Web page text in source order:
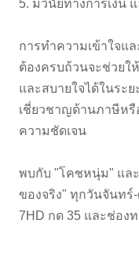
5. มีวินัยทางการเงิน
การทำความเข้าใจแ
ต้องครบถ้วนจะช่วย
และสบายใจได้ในระ
เชี่ยวชาญด้านภาษีหรื
ความชัดเจน
พบกับ "โคชหนุ่ม" แล
ของจริง" ทุกวันจันทร์-
7HD กด 35 และช่องท